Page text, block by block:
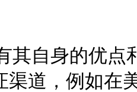
渠道，例如在